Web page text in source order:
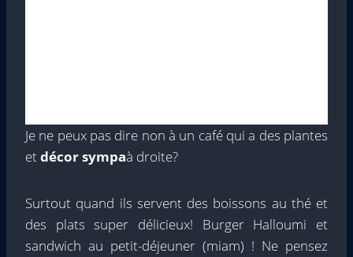
Je ne peux pas dire non à un café qui a des plantes
etdécor sympaà droite?
Surtout quand ils servent des boissons au thé et
des plats super délicieux! Burger Halloumi et
sandwich au petit-déjeuner (miam) ! Ne pensez